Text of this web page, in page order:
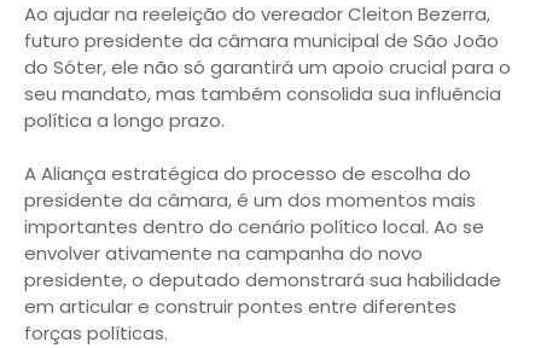
Ao ajudar na reeleição do vereador Cleiton Bezerra,
futuro presidente da câmara municipal de São João
do Sóter, ele não só garantirá um apoio crucial para o
seu mandato, mas também consolida sua influência
política a longo prazo.
A Aliança estratégica do processo de escolha do
presidente da câmara, é um dos momentos mais
importantes dentro do cenário político local. Ao se
envolver ativamente na campanha do novo
presidente, o deputado demonstrará sua habilidade
em articular e construir pontes entre diferentes
forças políticas.